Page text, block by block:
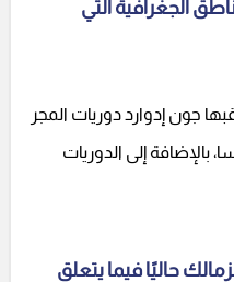
الجغرافية التي
جون إدوارد دوريات المجر
بالإضافة إلى الدوريات
حاليًا فيما يتعلق